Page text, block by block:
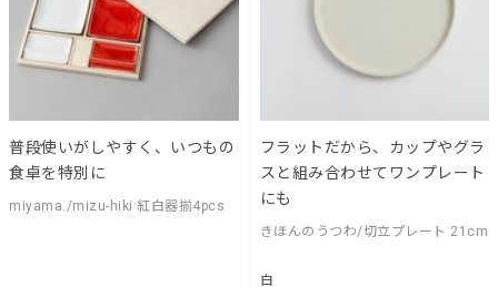
普段使いがしやすく、いつもの
食卓を特別に
miyama./mizu-hiki 紅白器揃4pcs
フラットだから、カップやグラ
スと組み合わせてワンプレート
にも
きほんのうつわ/切立プレート 21cm
白